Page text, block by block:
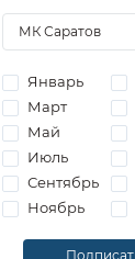
Январь
Март
Май
Июль
Сентябрь
Ноябрь